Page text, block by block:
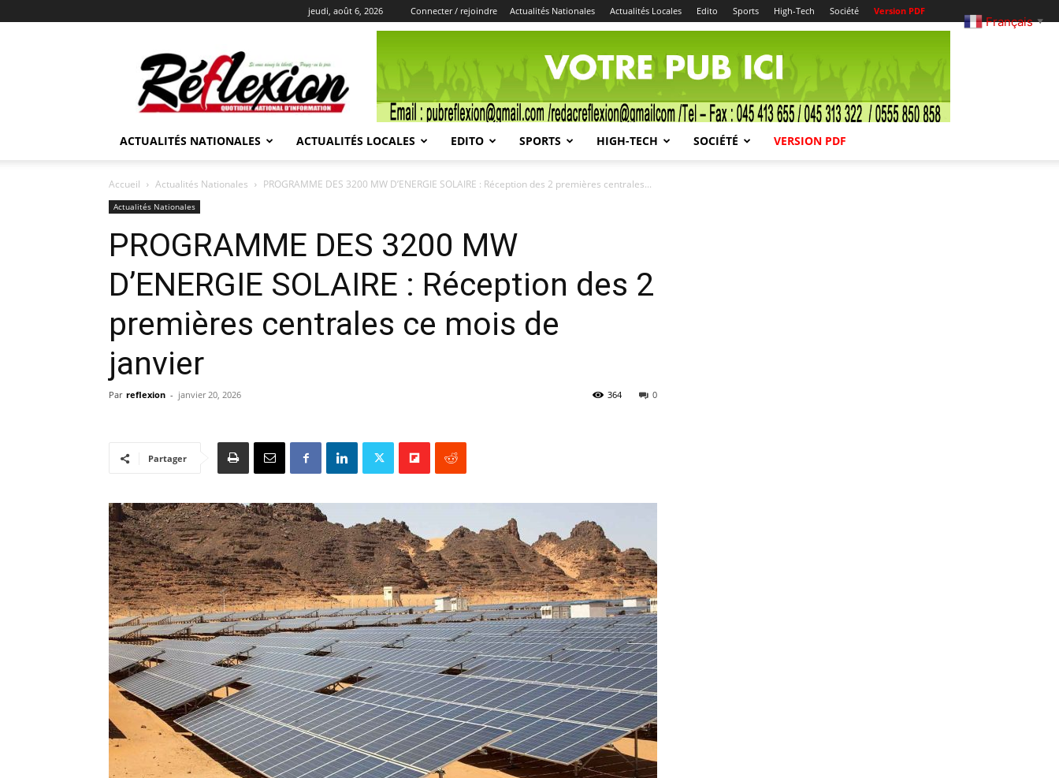
jeudi, août 6, 2026 Connecter / rejoindre Actualités Nationales Actualités Locales Edito Sports High-Tech Société Version PDF
REFLEXION
ACTUALITÉS NATIONALES ACTUALITÉS LOCALES EDITO SPORTS HIGH-TECH SOCIÉTÉ VERSION PDF
Accueil Actualités Nationales PROGRAMME DES 3200 MW D’ENERGIE SOLAIRE : Réception des 2 premières centrales...
Actualités Nationales
PROGRAMME DES 3200 MW
D’ENERGIE SOLAIRE : Réception des 2
premières centrales ce mois de
janvier
Par reflexion - janvier 20, 2026 0
364
Partager
Français ▼